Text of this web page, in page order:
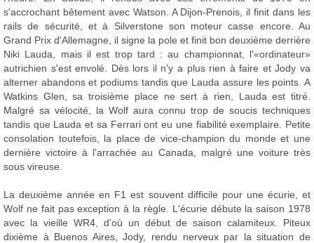
s'accrochant bêtement avec Watson. A Dijon-Prenois, il finit dans les
rails de sécurité, et à Silverstone son moteur casse encore. Au
Grand Prix d'Allemagne, il signe la pole et finit bon deuxième derrière
Niki Lauda, mais il est trop tard : au championnat, l'«ordinateur»
autrichien s'est envolé. Dès lors il n'y a plus rien à faire et Jody va
alterner abandons et podiums tandis que Lauda assure les points. A
Watkins Glen, sa troisième place ne sert à rien, Lauda est titré.
Malgré sa vélocité, la Wolf aura connu trop de soucis techniques
tandis que Lauda et sa Ferrari ont eu une fiabilité exemplaire. Petite
consolation toutefois, la place de vice-champion du monde et une
dernière victoire à l'arrachée au Canada, malgré une voiture très
sous vireuse.
La deuxième année en F1 est souvent difficile pour une écurie, et
Wolf ne fait pas exception à la règle. L'écurie débute la saison 1978
avec la vieille WR4, d'où un début de saison calamiteux. Piteux
dixième à Buenos Aires, Jody, rendu nerveux par la situation de